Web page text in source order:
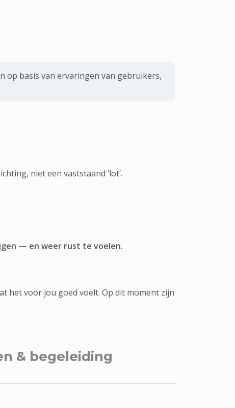
op basis van ervaringen van gebruikers,
niet een vaststaand ‘lot’.
— en weer rust te voelen.
het voor jou goed voelt. Op dit moment zijn
& begeleiding